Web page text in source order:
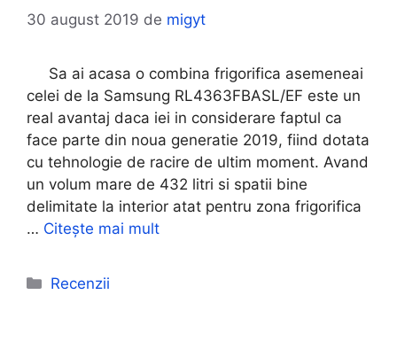
30 august 2019 de migyt
Sa ai acasa o combina frigorifica asemeneai
celei de la Samsung RL4363FBASL/EF este un
real avantaj daca iei in considerare faptul ca
face parte din noua generatie 2019, fiind dotata
cu tehnologie de racire de ultim moment. Avand
un volum mare de 432 litri si spatii bine
delimitate la interior atat pentru zona frigorifica
… Citește mai mult
Categorii
Recenzii